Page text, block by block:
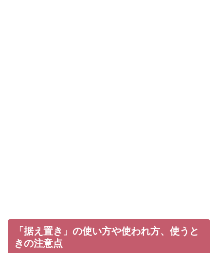
「据え置き」の使い方や使われ方、使うと
きの注意点